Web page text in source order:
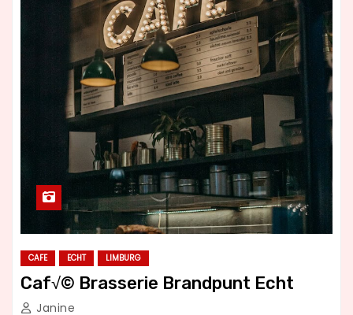
CAFE ECHT LIMBURG
Caf√© Brasserie Brandpunt Echt
Janine